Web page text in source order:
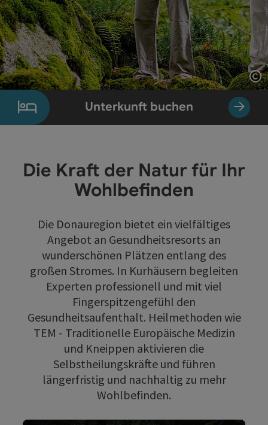
Unterkunft buchen
Die Kraft der Natur für Ihr
Wohlbefinden
Die Donauregion bietet ein vielfältiges
Angebot an Gesundheitsresorts an
wunderschönen Plätzen entlang des
großen Stromes. In Kurhäusern begleiten
Experten professionell und mit viel
Fingerspitzengefühl den
Gesundheitsaufenthalt. Heilmethoden wie
TEM - Traditionelle Europäische Medizin
und Kneippen aktivieren die
Selbstheilungskräfte und führen
längerfristig und nachhaltig zu mehr
Wohlbefinden.